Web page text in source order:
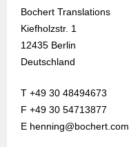
Bochert Translations
Kiefholzstr. 1
12435 Berlin
Deutschland
T +49 30 48494673
F +49 30 54713877
E henning@bochert.com